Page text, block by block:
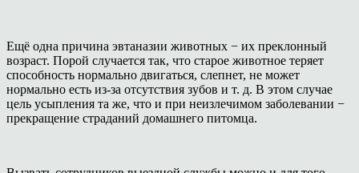
Ещё одна причина эвтаназии животных − их преклонный
возраст. Порой случается так, что старое животное теряет
способность нормально двигаться, слепнет, не может
нормально есть из-за отсутствия зубов и т. д. В этом случае
цель усыпления та же, что и при неизлечимом заболевании −
прекращение страданий домашнего питомца.